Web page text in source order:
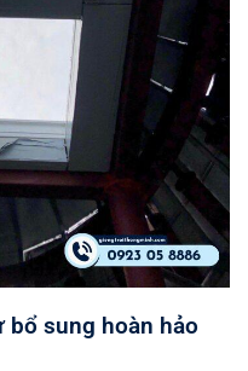
sung hoàn hảo